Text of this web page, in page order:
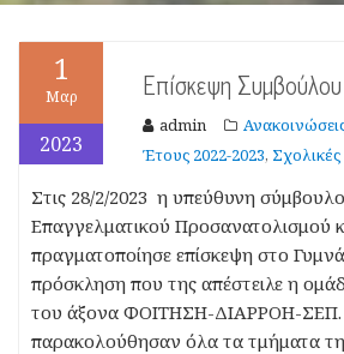
1
Μαρ
2023
Επίσκεψη
admin
Έτους 2022-2023,
Στις 28/2/2023 η υπεύθυνη
Επαγγελματικού Προσανατολισμού
πραγματοποίησε επίσκεψη στο
πρόσκληση που της απέστειλε η
του άξονα ΦΟΙΤΗΣΗ-ΔΙΑΡΡΟΗ-ΣΕΠ.
παρακολούθησαν όλα τα τμήματα